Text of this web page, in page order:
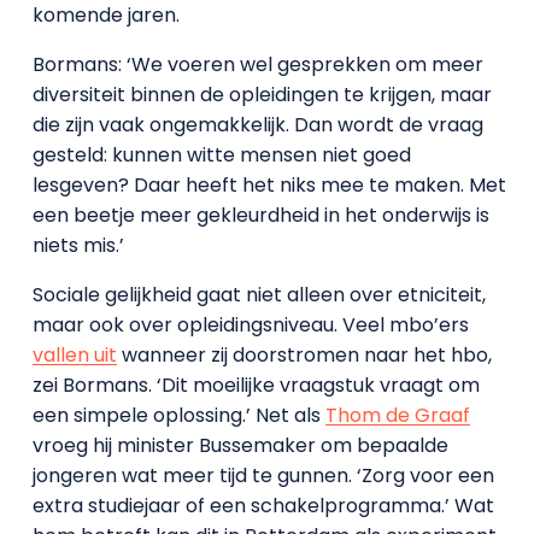
komende jaren.
Bormans: ‘We voeren wel gesprekken om meer
diversiteit binnen de opleidingen te krijgen, maar
die zijn vaak ongemakkelijk. Dan wordt de vraag
gesteld: kunnen witte mensen niet goed
lesgeven? Daar heeft het niks mee te maken. Met
een beetje meer gekleurdheid in het onderwijs is
niets mis.’
Sociale gelijkheid gaat niet alleen over etniciteit,
maar ook over opleidingsniveau. Veel mbo’ers
vallen uit wanneer zij doorstromen naar het hbo,
zei Bormans. ‘Dit moeilijke vraagstuk vraagt om
een simpele oplossing.’ Net als Thom de Graaf
vroeg hij minister Bussemaker om bepaalde
jongeren wat meer tijd te gunnen. ‘Zorg voor een
extra studiejaar of een schakelprogramma.’ Wat